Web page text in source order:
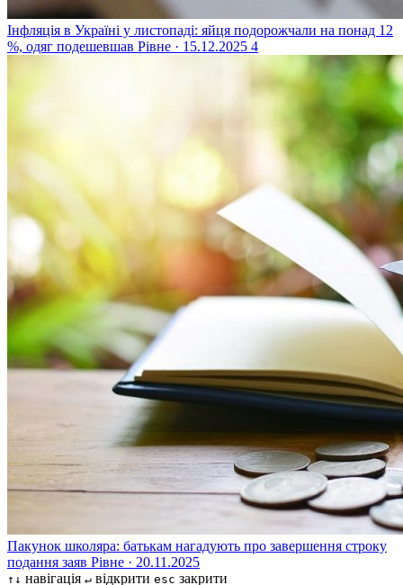
Інфляція в Україні у листопаді: яйця подорожчали на понад 12
%, одяг подешевшав Рівне · 15.12.2025 4
Пакунок школяра: батькам нагадують про завершення строку
подання заяв Рівне · 20.11.2025
↑↓ навігація ↵ відкрити esc закрити